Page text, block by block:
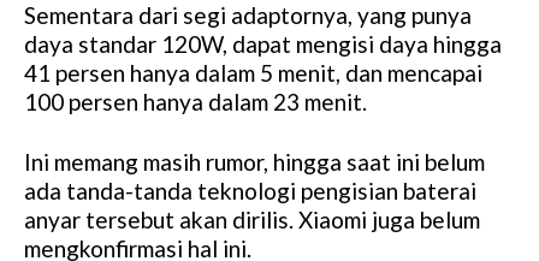
Sementara dari segi adaptornya, yang punya
daya standar 120W, dapat mengisi daya hingga
41 persen hanya dalam 5 menit, dan mencapai
100 persen hanya dalam 23 menit.
Ini memang masih rumor, hingga saat ini belum
ada tanda-tanda teknologi pengisian baterai
anyar tersebut akan dirilis. Xiaomi juga belum
mengkonfirmasi hal ini.